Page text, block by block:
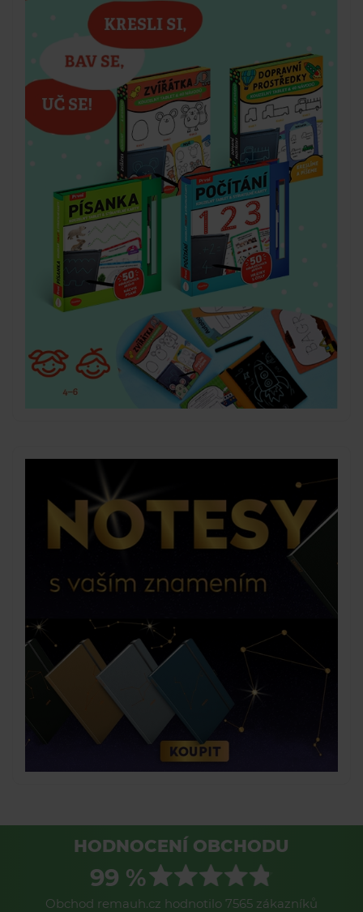
HODNOCENÍ OBCHODU
99 %
Obchod remauh.cz hodnotilo 7565 zákazníků